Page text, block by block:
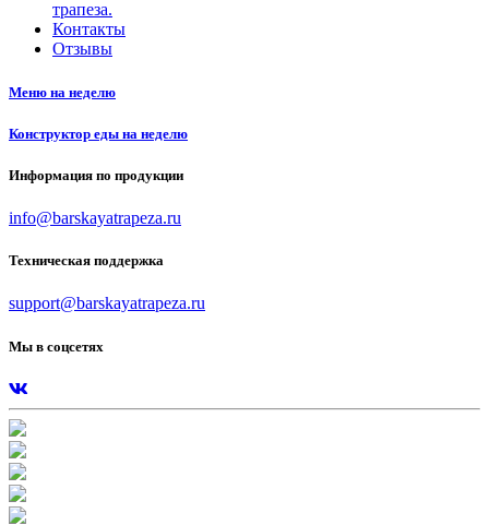
трапеза.
Контакты
Отзывы
Меню на неделю
Конструктор еды на неделю
Информация по продукции
info@barskayatrapeza.ru
Техническая поддержка
support@barskayatrapeza.ru
Мы в соцсетях